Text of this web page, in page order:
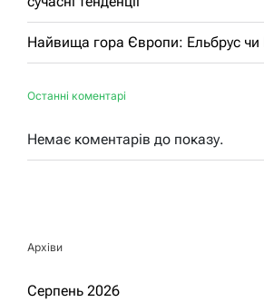
Найвища гора Європи: Ельбрус
Останні коментарі
Немає коментарів до показу.
Архіви
Серпень 2026